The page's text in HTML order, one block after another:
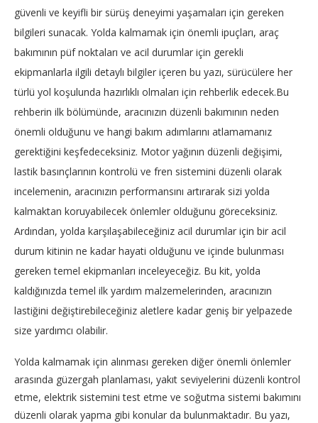
güvenli ve keyifli bir sürüş deneyimi yaşamaları için gereken
bilgileri sunacak. Yolda kalmamak için önemli ipuçları, araç
bakımının püf noktaları ve acil durumlar için gerekli
ekipmanlarla ilgili detaylı bilgiler içeren bu yazı, sürücülere her
türlü yol koşulunda hazırlıklı olmaları için rehberlik edecek.Bu
rehberin ilk bölümünde, aracınızın düzenli bakımının neden
önemli olduğunu ve hangi bakım adımlarını atlamamanız
gerektiğini keşfedeceksiniz. Motor yağının düzenli değişimi,
lastik basınçlarının kontrolü ve fren sistemini düzenli olarak
incelemenin, aracınızın performansını artırarak sizi yolda
kalmaktan koruyabilecek önlemler olduğunu göreceksiniz.
Ardından, yolda karşılaşabileceğiniz acil durumlar için bir acil
durum kitinin ne kadar hayati olduğunu ve içinde bulunması
gereken temel ekipmanları inceleyeceğiz. Bu kit, yolda
kaldığınızda temel ilk yardım malzemelerinden, aracınızın
lastiğini değiştirebileceğiniz aletlere kadar geniş bir yelpazede
size yardımcı olabilir.
Yolda kalmamak için alınması gereken diğer önemli önlemler
arasında güzergah planlaması, yakıt seviyelerini düzenli kontrol
etme, elektrik sistemini test etme ve soğutma sistemi bakımını
düzenli olarak yapma gibi konular da bulunmaktadır. Bu yazı,